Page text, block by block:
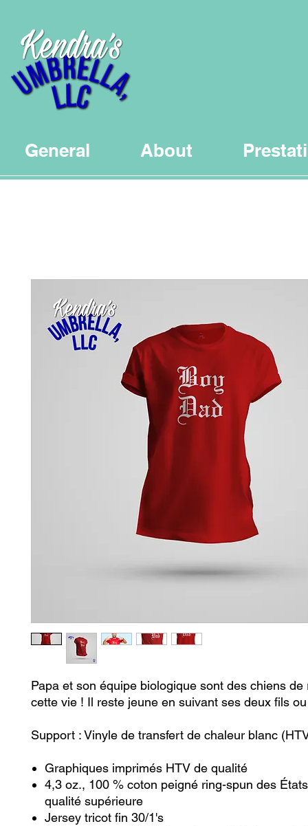
General About
Papa et son équipe biologique sont des chiens de
cette vie ! Il reste jeune en suivant ses deux fils
Support : Vinyle de transfert de chaleur blanc
Graphiques imprimés HTV de qualité
4,3 oz., 100 % coton peigné ring-spun des
qualité supérieure
Jersey tricot fin 30/1's